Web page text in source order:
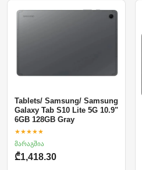
Tablets/ Samsung/ Samsung
Galaxy Tab S10 Lite 5G 10.9"
6GB 128GB Gray
★★★★★
მარაგშია
₾1,418.30